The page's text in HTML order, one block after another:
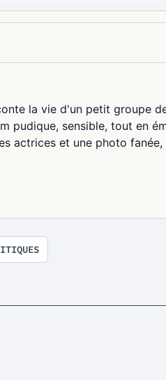
la vie d'un petit groupe
pudique, sensible, tout en
actrices et une photo fanée,